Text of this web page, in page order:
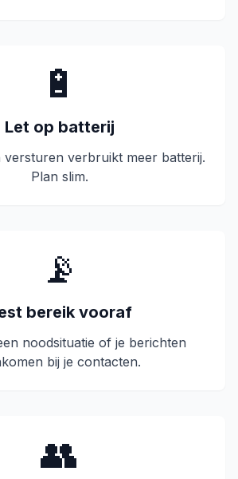
🔋
Let op batterij
versturen verbruikt meer batterij.
Plan slim.
📡
bereik vooraf
noodsituatie of je berichten
bij je contacten.
👥